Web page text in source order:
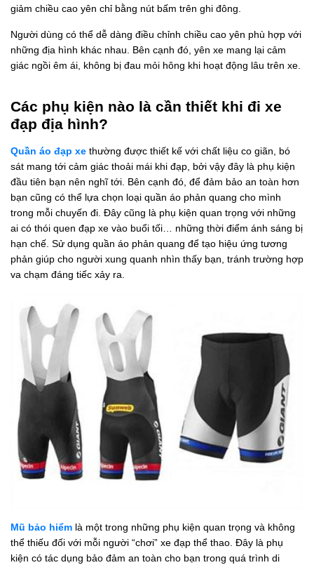
giảm chiều cao yên chỉ bằng nút bấm trên ghi đông.
Người dùng có thể dễ dàng điều chỉnh chiều cao yên phù hợp với
những địa hình khác nhau. Bên cạnh đó, yên xe mang lại cảm
giác ngồi êm ái, không bị đau mỏi hông khi hoạt động lâu trên xe.
Các phụ kiện nào là cần thiết khi đi xe
đạp địa hình?
Quần áo đạp xe thường được thiết kế với chất liệu co giãn, bó
sát mang tới cảm giác thoải mái khi đạp, bởi vậy đây là phụ kiện
đầu tiên bạn nên nghĩ tới. Bên cạnh đó, để đảm bảo an toàn hơn
bạn cũng có thể lựa chọn loại quần áo phản quang cho mình
trong mỗi chuyến đi. Đây cũng là phụ kiện quan trọng với những
ai có thói quen đạp xe vào buổi tối… những thời điểm ánh sáng bị
hạn chế. Sử dụng quần áo phản quang để tạo hiệu ứng tương
phản giúp cho người xung quanh nhìn thấy bạn, tránh trường hợp
va chạm đáng tiếc xảy ra.
Mũ bảo hiểm là một trong những phụ kiện quan trọng và không
thể thiếu đối với mỗi người “chơi” xe đạp thể thao. Đây là phụ
kiện có tác dụng bảo đảm an toàn cho bạn trong quá trình di